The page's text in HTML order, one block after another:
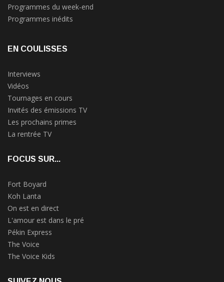
Programmes du week-end
Programmes inédits
EN COULISSES
Interviews
Vidéos
Tournages en cours
Invités des émissions TV
Les prochains primes
La rentrée TV
FOCUS SUR...
Fort Boyard
Koh Lanta
On est en direct
L'amour est dans le pré
Pékin Express
The Voice
The Voice Kids